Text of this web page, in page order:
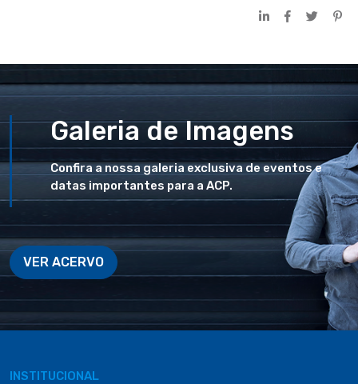
Galeria de Imagens
Confira a nossa galeria exclusiva de eventos e
datas importantes para a ACP.
VER ACERVO
INSTITUCIONAL